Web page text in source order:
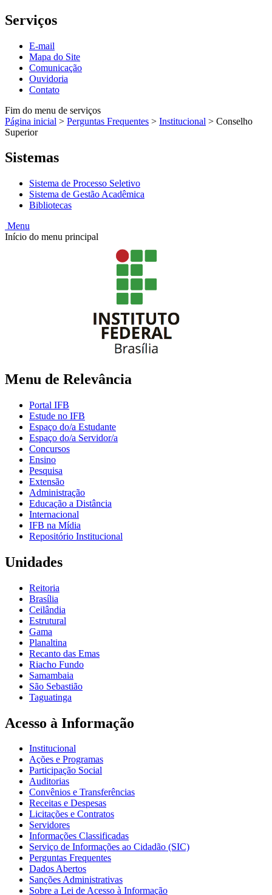
Serviços
E-mail
Mapa do Site
Comunicação
Ouvidoria
Contato
Fim do menu de serviços
Página inicial > Perguntas Frequentes > Institucional > Conselho
Superior
Sistemas
Sistema de Processo Seletivo
Sistema de Gestão Acadêmica
Bibliotecas
Menu
Início do menu principal
Menu de Relevância
Portal IFB
Estude no IFB
Espaço do/a Estudante
Espaço do/a Servidor/a
Concursos
Ensino
Pesquisa
Extensão
Administração
Educação a Distância
Internacional
IFB na Mídia
Repositório Institucional
Unidades
Reitoria
Brasília
Ceilândia
Estrutural
Gama
Planaltina
Recanto das Emas
Riacho Fundo
Samambaia
São Sebastião
Taguatinga
Acesso à Informação
Institucional
Ações e Programas
Participação Social
Auditorias
Convênios e Transferências
Receitas e Despesas
Licitações e Contratos
Servidores
Informações Classificadas
Serviço de Informações ao Cidadão (SIC)
Perguntas Frequentes
Dados Abertos
Sanções Administrativas
Sobre a Lei de Acesso à Informação